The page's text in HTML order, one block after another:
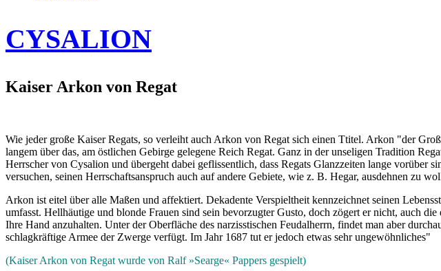
CYSALION
Kaiser Arkon von Regat
Wie jeder große Kaiser Regats, so verleiht auch Arkon von Regat sich einen Ttitel. Arkon "der
langem über das, am östlichen Gebirge gelegene Reich Regat. Ganz in der unseligen Tradition
Herrscher von Cysalion und übergeht dabei geflissentlich, dass Regats Glanzzeiten lange
versuchen, seinen Herrschaftsanspruch auch auf andere Gebiete, wie z. B. Hegar, ausdehnen zu
Arkon ist eitel über alle Maßen und affektiert. Dekadente Verspieltheit kennzeichnet seinen
umfasst. Hellhäutige und blonde Frauen sind sein bevorzugter Gusto, doch zögert er nicht, auch
Ihre Hand anzuhalten. Unter der Oberfläche des narzisstischen Feudalherrn, findet man aber
schlagkräftige Armee der Zwerge verfügt. Im Jahr 1687 tut er jedoch etwas sehr ungewöhnliches"
(Kaiser Arkon von Regat wurde von Ralf »Searge« Pappers gespielt)